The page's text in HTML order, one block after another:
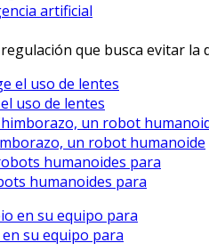
artificial
que busca evitar
uso de lentes
un robot humanoide
humanoides para
su equipo para